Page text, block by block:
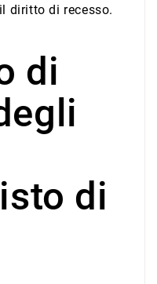
diritto di recesso.
di
di